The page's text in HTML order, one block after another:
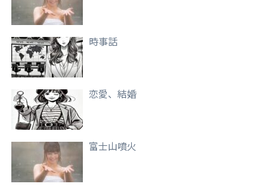
時事話
恋愛、結婚
富士山噴火